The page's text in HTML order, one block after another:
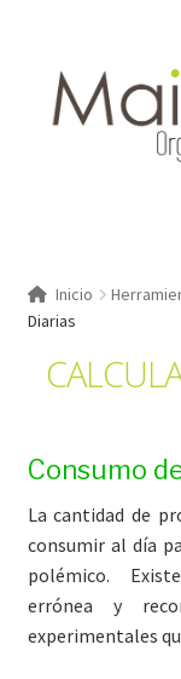
navegación
contenido
Herramientas
Blog
Contacto
Inicio
Diarias
Consumo
La cantidad de
consumir al día
polémico.
errónea y
experimentales